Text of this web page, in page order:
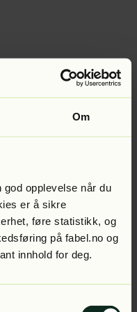
Om
opplevelse når du
er å sikre
føre statistikk, og
på fabel.no og
innhold for deg.